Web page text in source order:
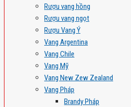
Rượu vang hồng
Rượu vang ngọt
Rượu Vang Ý
Vang Argentina
Vang Chile
Vang Mỹ
Vang New Zew Zealand
Vang Pháp
Brandy Pháp